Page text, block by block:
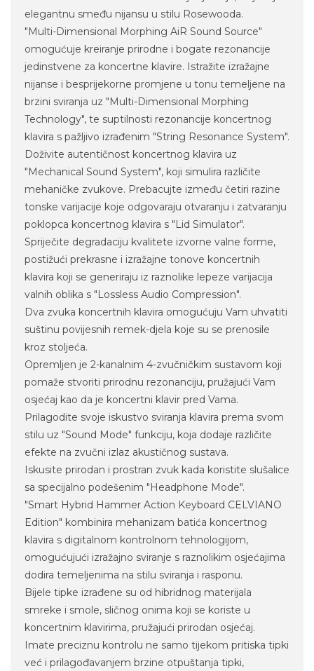
elegantnu smeđu nijansu u stilu Rosewooda.
"Multi-Dimensional Morphing AiR Sound Source"
omogućuje kreiranje prirodne i bogate rezonancije
jedinstvene za koncertne klavire. Istražite izražajne
nijanse i besprijekorne promjene u tonu temeljene na
brzini sviranja uz "Multi-Dimensional Morphing
Technology", te suptilnosti rezonancije koncertnog
klavira s pažljivo izrađenim "String Resonance System".
Doživite autentičnost koncertnog klavira uz
"Mechanical Sound System", koji simulira različite
mehaničke zvukove. Prebacujte između četiri razine
tonske varijacije koje odgovaraju otvaranju i zatvaranju
poklopca koncertnog klavira s "Lid Simulator".
Spriječite degradaciju kvalitete izvorne valne forme,
postižući prekrasne i izražajne tonove koncertnih
klavira koji se generiraju iz raznolike lepeze varijacija
valnih oblika s "Lossless Audio Compression".
Dva zvuka koncertnih klavira omogućuju Vam uhvatiti
suštinu povijesnih remek-djela koje su se prenosile
kroz stoljeća.
Opremljen je 2-kanalnim 4-zvučničkim sustavom koji
pomaže stvoriti prirodnu rezonanciju, pružajući Vam
osjećaj kao da je koncertni klavir pred Vama.
Prilagodite svoje iskustvo sviranja klavira prema svom
stilu uz "Sound Mode" funkciju, koja dodaje različite
efekte na zvučni izlaz akustičnog sustava.
Iskusite prirodan i prostran zvuk kada koristite slušalice
sa specijalno podešenim "Headphone Mode".
"Smart Hybrid Hammer Action Keyboard CELVIANO
Edition" kombinira mehanizam batića koncertnog
klavira s digitalnom kontrolnom tehnologijom,
omogućujući izražajno sviranje s raznolikim osjećajima
dodira temeljenima na stilu sviranja i rasponu.
Bijele tipke izrađene su od hibridnog materijala
smreke i smole, sličnog onima koji se koriste u
koncertnim klavirima, pružajući prirodan osjećaj.
Imate preciznu kontrolu ne samo tijekom pritiska tipki
već i prilagođavanjem brzine otpuštanja tipki,